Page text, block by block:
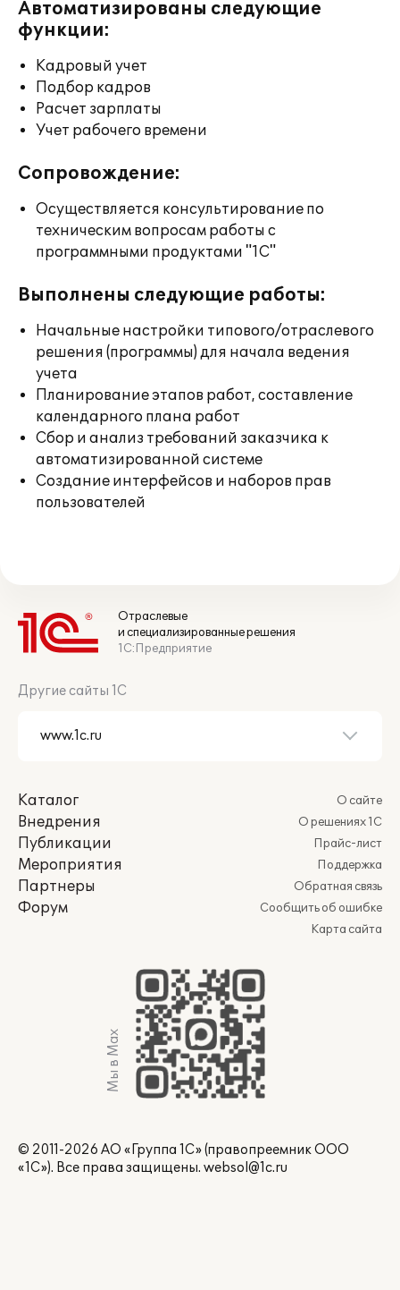
Автоматизированы следующие
функции:
Кадровый учет
Подбор кадров
Расчет зарплаты
Учет рабочего времени
Сопровождение:
Осуществляется консультирование по
техническим вопросам работы с
программными продуктами "1С"
Выполнены следующие работы:
Начальные настройки типового/отраслевого
решения (программы) для начала ведения
учета
Планирование этапов работ, составление
календарного плана работ
Сбор и анализ требований заказчика к
автоматизированной системе
Создание интерфейсов и наборов прав
пользователей
Отраслевые
и специализированные решения
1С:Предприятие
Другие сайты 1С
Каталог
Внедрения
Публикации
Мероприятия
Партнеры
Форум
О сайте
О решениях 1С
Прайс-лист
Поддержка
Обратная связь
Сообщить об ошибке
Карта сайта
Мы в Max
© 2011-2026 АО «Группа 1С» (правопреемник ООО
«1С»). Все права защищены. websol@1c.ru